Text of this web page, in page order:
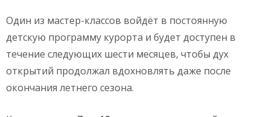
Один из мастер-классов войдёт в постоянную
детскую программу курорта и будет доступен в
течение следующих шести месяцев, чтобы дух
открытий продолжал вдохновлять даже после
окончания летнего сезона.